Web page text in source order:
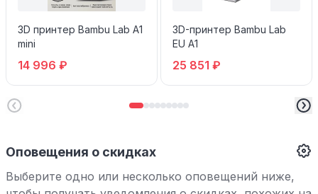
3D принтер Bambu Lab A1
mini
14 996 ₽
3D-принтер Bambu Lab
EU A1
25 851 ₽
Оповещения о скидках
Выберите одно или несколько оповещений ниже,